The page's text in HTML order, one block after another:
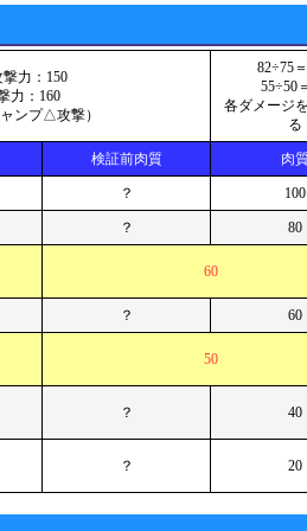
力：150
力：160
ンプ△攻撃）
82÷75
55÷50
各ダメージ
る
検証前肉質 肉
？ 100
？ 80
60
？ 60
50
？ 40
？ 20